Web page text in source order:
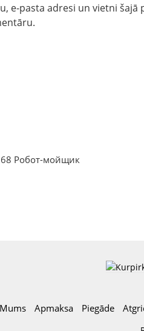
e-pasta adresi un vietni
Робот-мойщик
Apmaksa Piegāde